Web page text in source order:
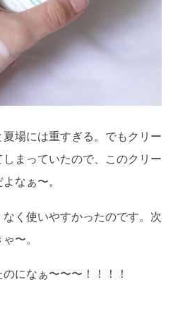
場には重すぎる。でもクリー
まっていたので、このクリー
なぁ〜。
く使いやすかったのです。次
〜。
になぁ〜〜〜！！！！